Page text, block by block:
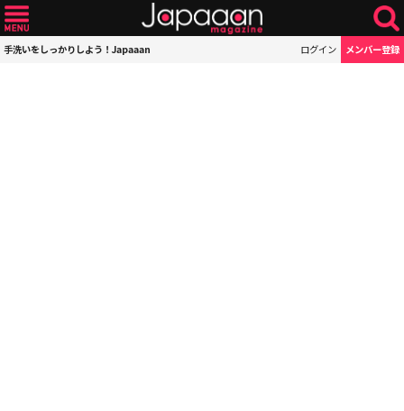
手洗いをしっかりしよう！Japaaan ログイン メンバー登録